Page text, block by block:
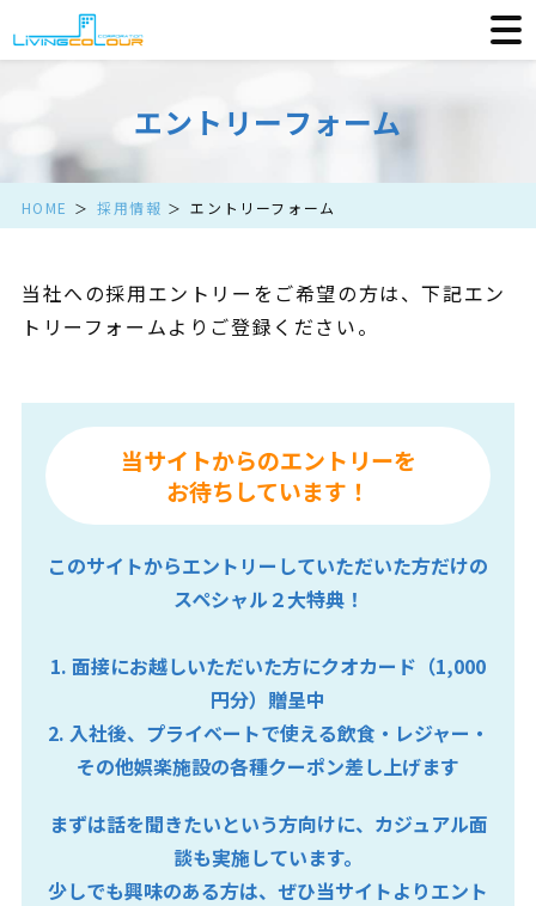
エントリーフォーム
HOME 採用情報 エントリーフォーム
当社への採用エントリーをご希望の方は、下記エン
トリーフォームよりご登録ください。
当サイトからのエントリーを
お待ちしています！
このサイトからエントリーしていただいた方だけの
スペシャル２大特典！
1. 面接にお越しいただいた方にクオカード（1,000
円分）贈呈中
2. 入社後、プライベートで使える飲食・レジャー・
その他娯楽施設の各種クーポン差し上げます
まずは話を聞きたいという方向けに、カジュアル面
談も実施しています。
少しでも興味のある方は、ぜひ当サイトよりエント